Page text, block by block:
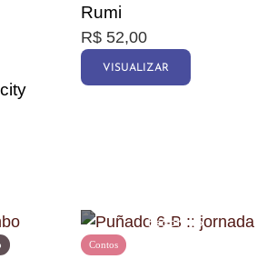
Rumi
R$ 52,00
VISUALIZAR
Contos